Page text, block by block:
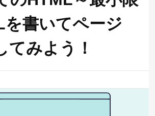
を書いてページ
てみよう！